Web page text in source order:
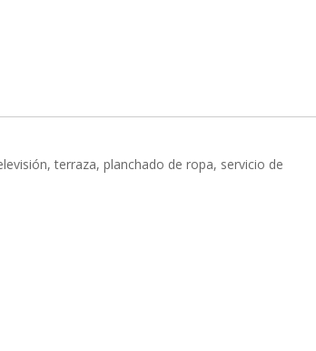
terraza, planchado de ropa, servicio de